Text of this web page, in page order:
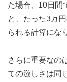
た場合、10日間
と、たった3万
られる計算にな
さらに重要なの
ての激しさは同